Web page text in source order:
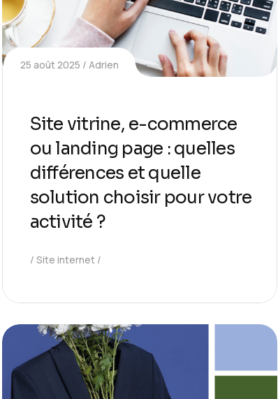
25 août 2025 Adrien
Site vitrine, e-commerce
ou landing page : quelles
différences et quelle
solution choisir pour votre
activité ?
Site internet